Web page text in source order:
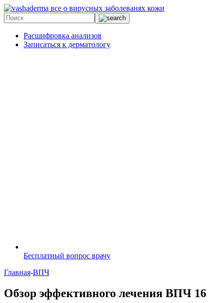
все о вирусных заболеванях кожи
Расшифровка анализов
Записаться к дерматологу
Бесплатный вопрос врачу
Главная-ВПЧ
Обзор эффективного лечения ВПЧ 16